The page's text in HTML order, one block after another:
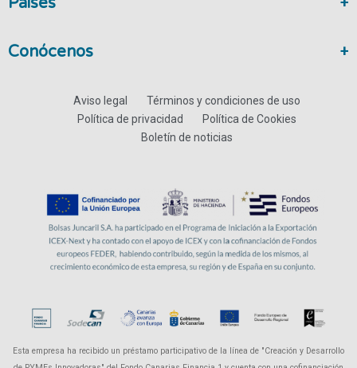
Conócenos
Aviso legal
Términos y condiciones de uso
Política de privacidad
Política de Cookies
Boletín de noticias
Esta empresa ha recibido un préstamo participativo de la línea de "Creación y Desarrollo